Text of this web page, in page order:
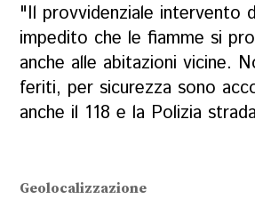
"Il provvidenziale intervento
impedito che le fiamme si
anche alle abitazioni vicine.
feriti, per sicurezza sono
anche il 118 e la Polizia
Geolocalizzazione